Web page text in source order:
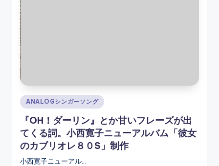
Posted
in
ANALOGシンガーソング
『OH！ダーリン』とか甘いフレーズが出
てくる詞。小西寛子ニューアルバム「彼女
のカブリオレ８０S」制作
小西寛子ニューアル…